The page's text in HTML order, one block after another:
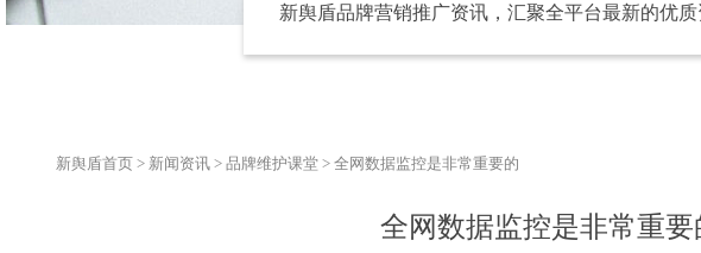
新舆盾品牌营销推广资讯，汇聚全平台最新的优
新舆盾首页 > 新闻资讯 > 品牌维护课堂 > 全网数据监控是非常重要的
全网数据监控是非常重要